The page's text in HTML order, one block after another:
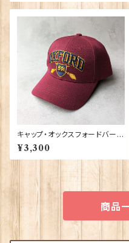
キャップ・オックスフォードバーガ
ンディ 00189
¥3,300
商品